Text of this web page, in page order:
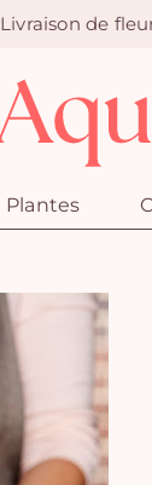
Livraison de
Plantes